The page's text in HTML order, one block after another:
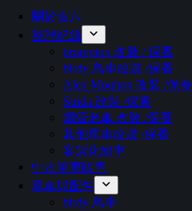
關於賀六
整理紀錄
brompton 改裝 / 保養
birdy 鳥車改裝 /保養
Alex Moulton 改裝 /保養
Strida 改裝 /保養
鋼管老車 改裝 /保養
其他單車改裝 /保養
客製化組車
中古單車販售
單車與配件
birdy 鳥車